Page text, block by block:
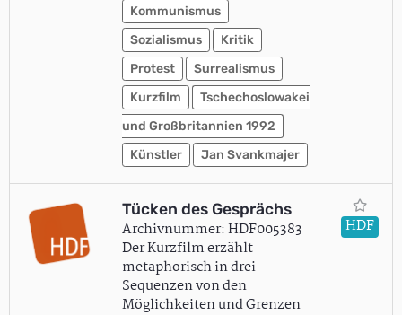
Kommunismus
Sozialismus
Kritik
Protest
Surrealismus
Kurzfilm
Tschechoslowakei
und Großbritannien 1992
Künstler
Jan Svankmajer
Tücken des Gesprächs
Archivnummer: HDF005383
Der Kurzfilm erzählt
metaphorisch in drei
Sequenzen von den
Möglichkeiten und Grenzen
HDF